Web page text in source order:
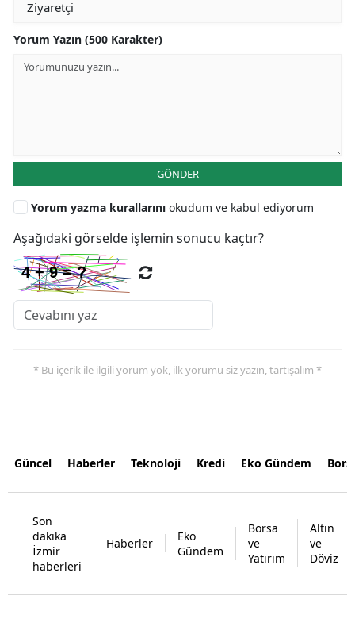
Yorum Yazın (500 Karakter)
GÖNDER
Yorum yazma kurallarını okudum ve kabul ediyorum
Aşağıdaki görselde işlemin sonucu kaçtır?
* Bu içerik ile ilgili yorum yok, ilk yorumu siz yazın, tartışalım *
Güncel Haberler Teknoloji Kredi Eko Gündem
Son
dakika
İzmir
haberleri
Haberler
Eko
Gündem
Borsa
ve
Yatırım
Altın
ve
Döviz